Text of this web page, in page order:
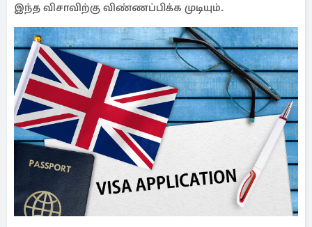
இந்த விசாவிற்கு விண்ணப்பிக்க முடியும்.